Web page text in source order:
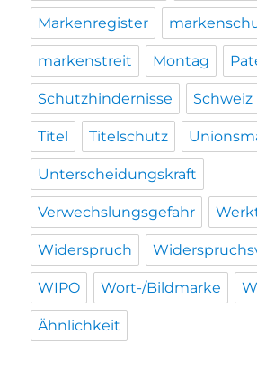
Markenregister
markenstreit Montag
Schutzhindernisse Schweiz
Titel Titelschutz
Unterscheidungskraft
Verwechslungsgefahr
Widerspruch
WIPO Wort-/Bildmarke
Ähnlichkeit